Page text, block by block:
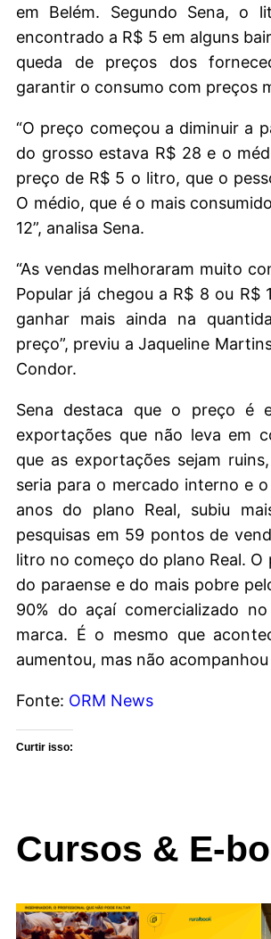
em Belém. Segundo Sena, o
encontrado a R$ 5 em alguns
queda de preços dos
garantir o consumo com preços
“O preço começou a diminuir a
do grosso estava R$ 28 e o
preço de R$ 5 o litro, que o
O médio, que é o mais
12”, analisa Sena.
“As vendas melhoraram muito
Popular já chegou a R$ 8 ou R$
ganhar mais ainda na
preço”, previu a Jaqueline
Condor.
Sena destaca que o preço é
exportações que não leva em
que as exportações sejam
seria para o mercado interno e
anos do plano Real, subiu
pesquisas em 59 pontos de
litro no começo do plano Real.
do paraense e do mais pobre
90% do açaí comercializado
marca. É o mesmo que
aumentou, mas não
Fonte: ORM News
Curtir isso:
Cursos & E-